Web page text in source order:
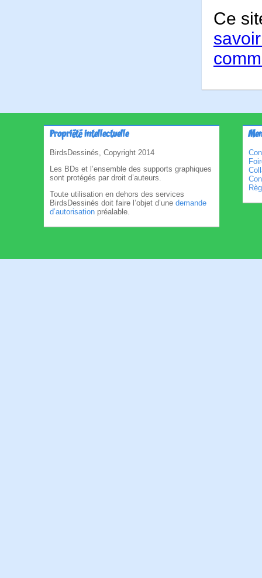
Ce
Propriété intellectuelle
BirdsDessinés, Copyright 2014
Les BDs et l’ensemble des supports graphiques
sont protégés par droit d’auteurs.
Toute utilisation en dehors des services
BirdsDessinés doit faire l’objet d’une demande
d’autorisation préalable.